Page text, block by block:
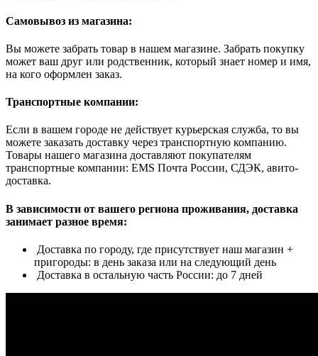
Самовывоз из магазина:
Вы можете забрать товар в нашем магазине. Забрать покупку
может ваш друг или родственник, который знает номер и имя,
на кого оформлен заказ.
Транспортные компании:
Если в вашем городе не действует курьерская служба, то вы
можете заказать доставку через транспортную компанию.
Товары нашего магазина доставляют покупателям
транспортные компании: EMS Почта России, СДЭК, авито-
доставка.
В зависимости от вашего региона проживания, доставка
занимает разное время:
Доставка по городу, где присутствует наш магазин +
пригороды: в день заказа или на следующий день
Доставка в остальную часть России: до 7 дней